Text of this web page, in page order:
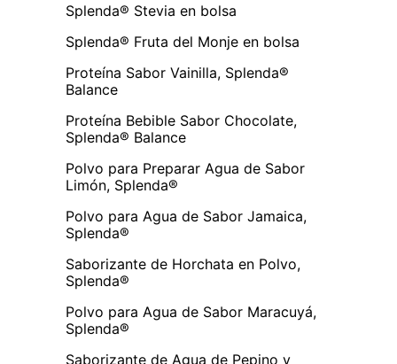
Splenda® Stevia en bolsa
Splenda® Fruta del Monje en bolsa
Proteína Sabor Vainilla, Splenda®
Balance
Proteína Bebible Sabor Chocolate,
Splenda® Balance
Polvo para Preparar Agua de Sabor
Limón, Splenda®
Polvo para Agua de Sabor Jamaica,
Splenda®
Saborizante de Horchata en Polvo,
Splenda®
Polvo para Agua de Sabor Maracuyá,
Splenda®
Saborizante de Agua de Pepino y